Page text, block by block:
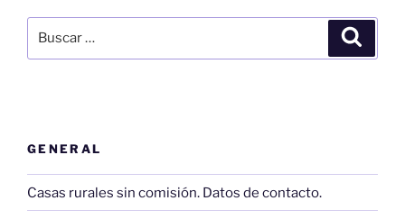
por:
GENERAL
Casas rurales sin comisión. Datos de contacto.